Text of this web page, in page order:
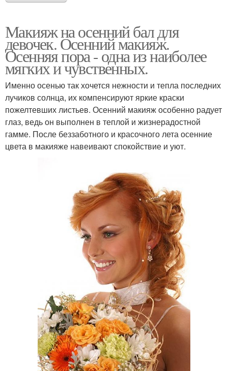
Макияж на осенний бал для
девочек. Осенний макияж.
Осенняя пора - одна из наиболее
мягких и чувственных.
Именно осенью так хочется нежности и тепла последних
лучиков солнца, их компенсируют яркие краски
пожелтевших листьев. Осенний макияж особенно радует
глаз, ведь он выполнен в теплой и жизнерадостной
гамме. После беззаботного и красочного лета осенние
цвета в макияже навеивают спокойствие и уют.